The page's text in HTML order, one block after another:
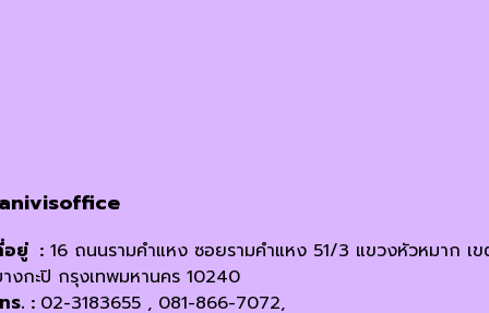
อยู่ : 16 ถนนรามคำแหง ซอยรามคำแหง 51/3 แขวงหัวหมาก เ
งกะปิ กรุงเทพมหานคร 10240
ร. : 02-3183655 , 081-866-7072,